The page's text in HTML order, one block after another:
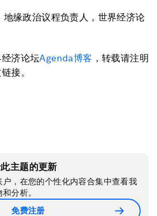
缘政治议程负责人，世界经济论
济论坛Agenda博客 ，转载请注明
接。
主题的更新
户，在您的个性化内容合集中查看我
分析。
免费注册